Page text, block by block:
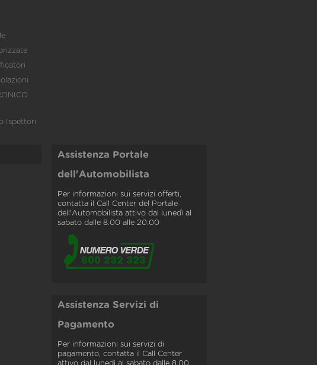
Ispettori
Assistenza Portale
dell'Automobilista
Per informazioni sui servizi offerti,
contatta il Call Center del Portale
dell'Automobilista attivo dal lunedì al
sabato dalle 8.00 alle 20.00
Assistenza Servizi di
Pagamento
Per informazioni sui servizi di
pagamento, contatta il Call Center